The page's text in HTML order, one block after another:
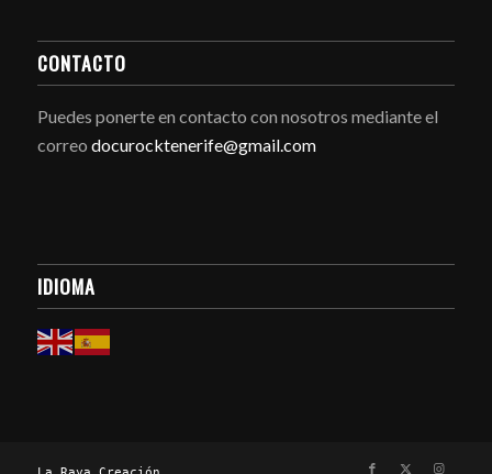
CONTACTO
Puedes ponerte en contacto con nosotros mediante el
correo docurocktenerife@gmail.com
IDIOMA